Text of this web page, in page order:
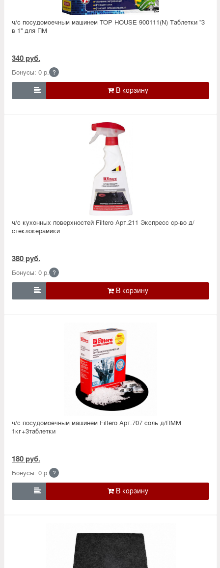
ч/с посудомоечным машинем TOP HOUSE 900111(N) Таблетки ''3
в 1'' для ПМ
340 руб.
Бонусы: 0 р. ?

ч/с кухонных поверхностей Filtero Арт.211 Экспресс ср-во д/
стеклокерамики
380 руб.
Бонусы: 0 р. ?

ч/с посудомоечным машинем Filtero Арт.707 соль д/ПММ
1кг+3таблетки
180 руб.
Бонусы: 0 р. ?
